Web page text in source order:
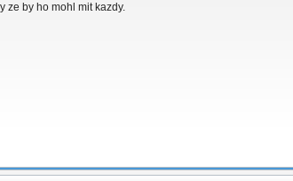
ze by ho mohl mit kazdy.